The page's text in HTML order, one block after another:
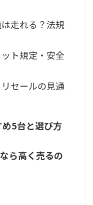
走れる？法規
ト規定・安全
セールの見通
5台と選び方
ら高く売るの